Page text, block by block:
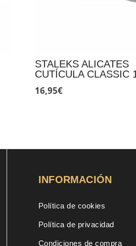
STALEKS ALICATES
CUTÍCULA CLASSIC
16,95€
INFORMACIÓN
Política de cookies
Política de privacidad
Condiciones de compra